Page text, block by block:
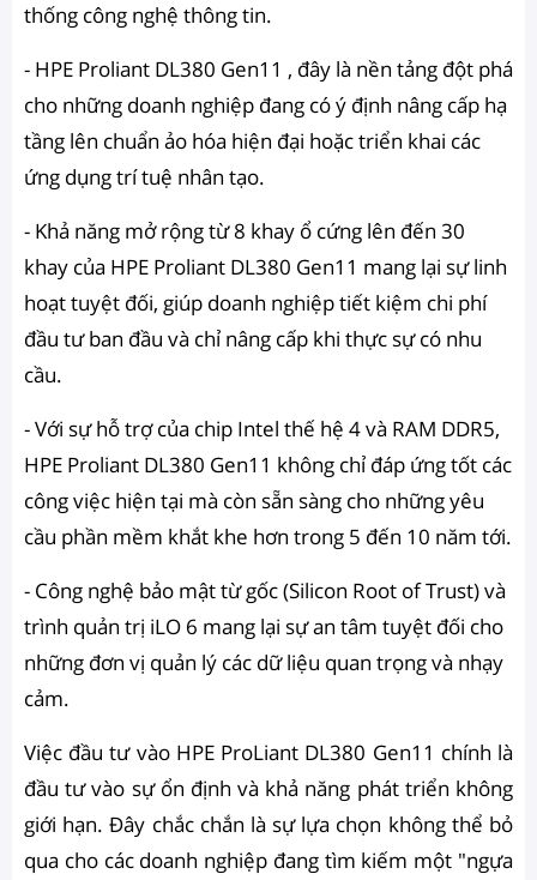
thống công nghệ thông tin.
- HPE Proliant DL380 Gen11 , đây là nền tảng đột phá
cho những doanh nghiệp đang có ý định nâng cấp hạ
tầng lên chuẩn ảo hóa hiện đại hoặc triển khai các
ứng dụng trí tuệ nhân tạo.
- Khả năng mở rộng từ 8 khay ổ cứng lên đến 30
khay của HPE Proliant DL380 Gen11 mang lại sự linh
hoạt tuyệt đối, giúp doanh nghiệp tiết kiệm chi phí
đầu tư ban đầu và chỉ nâng cấp khi thực sự có nhu
cầu.
- Với sự hỗ trợ của chip Intel thế hệ 4 và RAM DDR5,
HPE Proliant DL380 Gen11 không chỉ đáp ứng tốt các
công việc hiện tại mà còn sẵn sàng cho những yêu
cầu phần mềm khắt khe hơn trong 5 đến 10 năm tới.
- Công nghệ bảo mật từ gốc (Silicon Root of Trust) và
trình quản trị iLO 6 mang lại sự an tâm tuyệt đối cho
những đơn vị quản lý các dữ liệu quan trọng và nhạy
cảm.
Việc đầu tư vào HPE ProLiant DL380 Gen11 chính là
đầu tư vào sự ổn định và khả năng phát triển không
giới hạn. Đây chắc chắn là sự lựa chọn không thể bỏ
qua cho các doanh nghiệp đang tìm kiếm một "ngựa